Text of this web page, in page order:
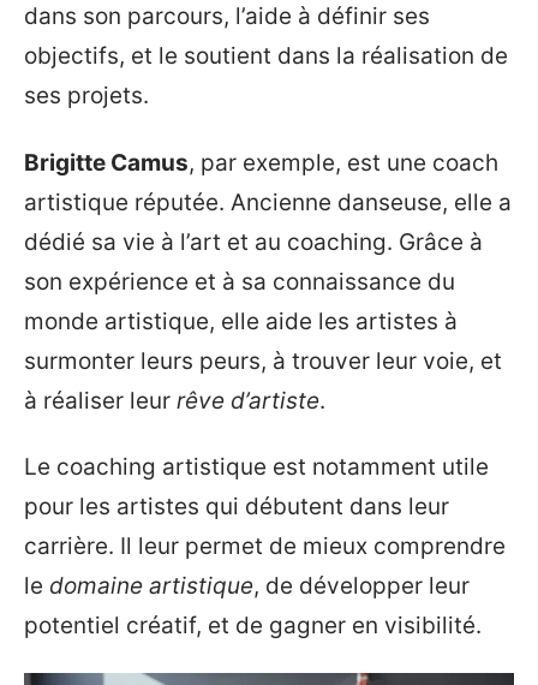
dans son parcours, l’aide à définir ses
objectifs, et le soutient dans la réalisation de
ses projets.
Brigitte Camus, par exemple, est une coach
artistique réputée. Ancienne danseuse, elle a
dédié sa vie à l’art et au coaching. Grâce à
son expérience et à sa connaissance du
monde artistique, elle aide les artistes à
surmonter leurs peurs, à trouver leur voie, et
à réaliser leur rêve d’artiste.
Le coaching artistique est notamment utile
pour les artistes qui débutent dans leur
carrière. Il leur permet de mieux comprendre
le domaine artistique, de développer leur
potentiel créatif, et de gagner en visibilité.